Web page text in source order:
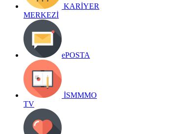
KARİYER
MERKEZİ
ePOSTA
İSMMMO
TV